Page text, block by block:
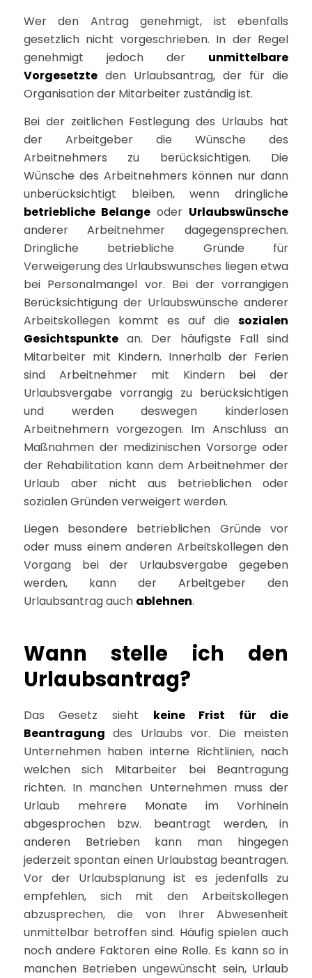
Wer den Antrag genehmigt, ist ebenfalls
gesetzlich nicht vorgeschrieben. In der Regel
genehmigt jedoch der unmittelbare
Vorgesetzteden Urlaubsantrag, der für die
Organisation der Mitarbeiter zuständig ist.
Bei der zeitlichen Festlegung des Urlaubs hat
der Arbeitgeber die Wünsche des
Arbeitnehmers zu berücksichtigen. Die
Wünsche des Arbeitnehmers können nur dann
unberücksichtigt bleiben, wenn dringliche
betriebliche Belangeoder Urlaubswünsche
anderer Arbeitnehmer dagegensprechen.
Dringliche betriebliche Gründe für
Verweigerung des Urlaubswunsches liegen etwa
bei Personalmangel vor. Bei der vorrangigen
Berücksichtigung der Urlaubswünsche anderer
Arbeitskollegen kommt es auf diesozialen
Gesichtspunktean. Der häufigste Fall sind
Mitarbeiter mit Kindern. Innerhalb der Ferien
sind Arbeitnehmer mit Kindern bei der
Urlaubsvergabe vorrangig zu berücksichtigen
und werden deswegen kinderlosen
Arbeitnehmern vorgezogen. Im Anschluss an
Maßnahmen der medizinischen Vorsorge oder
der Rehabilitation kann dem Arbeitnehmer der
Urlaub aber nicht aus betrieblichen oder
sozialen Gründen verweigert werden.
Liegen besondere betrieblichen Gründe vor
oder muss einem anderen Arbeitskollegen den
Vorgang bei der Urlaubsvergabe gegeben
werden, kann der Arbeitgeber den
Urlaubsantrag auch ablehnen.
Wann stelle ich den
Urlaubsantrag?
Das Gesetz sieht keine Frist für die
Beantragung des Urlaubs vor. Die meisten
Unternehmen haben interne Richtlinien, nach
welchen sich Mitarbeiter bei Beantragung
richten. In manchen Unternehmen muss der
Urlaub mehrere Monate im Vorhinein
abgesprochen bzw. beantragt werden, in
anderen Betrieben kann man hingegen
jederzeit spontan einen Urlaubstag beantragen.
Vor der Urlaubsplanung ist es jedenfalls zu
empfehlen, sich mit den Arbeitskollegen
abzusprechen, die von Ihrer Abwesenheit
unmittelbar betroffen sind. Häufig spielen auch
noch andere Faktoren eine Rolle. Es kann so in
manchen Betrieben ungewünscht sein, Urlaub